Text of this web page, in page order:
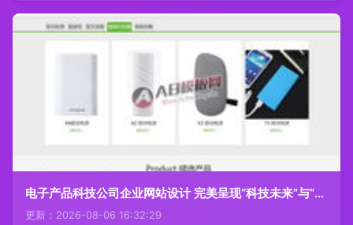
电子产品科技公司企业网站设计 完美呈现“科技未来”与“专业力量”
更新：2026-08-06 16:32:29